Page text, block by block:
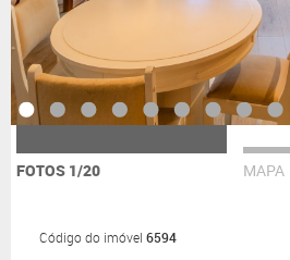
FOTOS 1/20 MAPA
Código do imóvel6594